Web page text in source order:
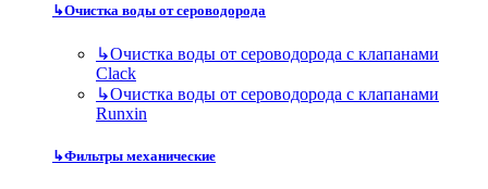
↳Очистка воды от сероводорода
↳Очистка воды от сероводорода с клапанами
Clack
↳Очистка воды от сероводорода с клапанами
Runxin
↳Фильтры механические